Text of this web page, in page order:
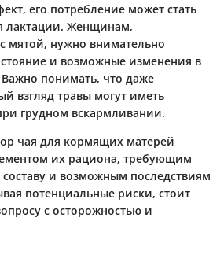
его потребление может стать
лактации. Женщинам,
нужно внимательно
и возможные изменения в
понимать, что даже
взгляд травы могут иметь
грудном вскармливании.
чая для кормящих матерей
их рациона, требующим
и возможным последствиям
потенциальные риски, стоит
с осторожностью и